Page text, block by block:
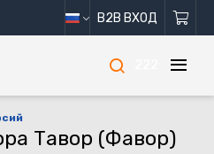
B2B ВХОД
Тавор (Фавор)